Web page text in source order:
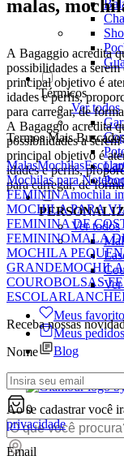
Térmicos
Ver todos
Ver todos
Ver
Meus
Meus pedidos
Blog
0
malas,
A Bagaggio acredita
possibilidades a
principal objetivo é
idades e perfis,
para carregar, de
A Bagaggio acredita
possibilidades a
principal objetivo é
idades e perfis,
para carregar, de
Termos Mais
MalasMochilasEscolar
Mochilas para
FEMININAmochila
MOCHILA PARA
FEMININA DE
FEMININOMALA
MOCHILA
GRANDE
COUROBOLSAS
ESCOLAR
Receba nossas
Nome
Ao se cadastrar você
privacidade
Email